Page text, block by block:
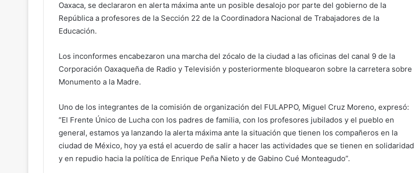
Oaxaca, se declararon en alerta máxima ante un posible desalojo por parte del gobierno de la
República a profesores de la Sección 22 de la Coordinadora Nacional de Trabajadores de la
Educación.
Los inconformes encabezaron una marcha del zócalo de la ciudad a las oficinas del canal 9 de la
Corporación Oaxaqueña de Radio y Televisión y posteriormente bloquearon sobre la carretera sobre
Monumento a la Madre.
Uno de los integrantes de la comisión de organización del FULAPPO, Miguel Cruz Moreno, expresó:
“El Frente Único de Lucha con los padres de familia, con los profesores jubilados y el pueblo en
general, estamos ya lanzando la alerta máxima ante la situación que tienen los compañeros en la
ciudad de México, hoy ya está el acuerdo de salir a hacer las actividades que se tienen en solidaridad
y en repudio hacia la política de Enrique Peña Nieto y de Gabino Cué Monteagudo”.